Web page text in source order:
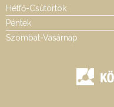
Hétfő-Csütörtök
Péntek
Szombat-Vasárnap